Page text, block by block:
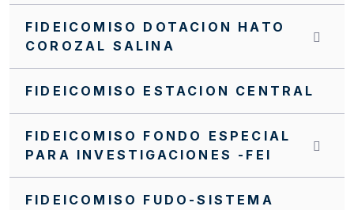
FIDEICOMISO DOTACION HATO
COROZAL SALINA
FIDEICOMISO ESTACION CENTRAL
FIDEICOMISO FONDO ESPECIAL
PARA INVESTIGACIONES -FEI
FIDEICOMISO FUDO-SISTEMA